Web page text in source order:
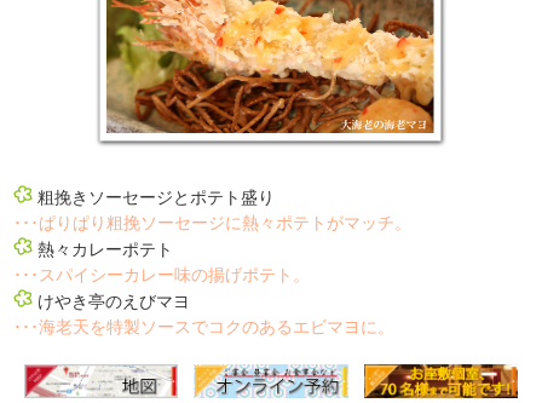
粗挽きソーセージとポテト盛り
･･･ぱりぱり粗挽ソーセージに熱々ポテトがマッチ。
熱々カレーポテト
･･･スパイシーカレー味の揚げポテト。
けやき亭のえびマヨ
･･･海老天を特製ソースでコクのあるエビマヨに。